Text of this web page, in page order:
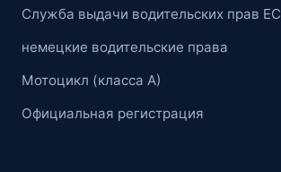
Служба выдачи водительских прав ЕС
немецкие водительские права
Мотоцикл (класса А)
Официальная регистрация